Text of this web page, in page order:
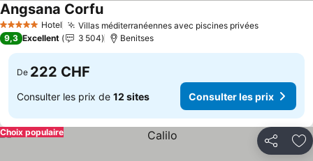
5 Étoiles Hotel Villas méditerranéennes avec piscines privéesConsulter
Angsana CorfuConsulter les prix
9,3 Excellent 3 504 Benitses
De 222 CHF
Consulter les prix de 12 sites Consulter les prix
Partager
Choix populaire